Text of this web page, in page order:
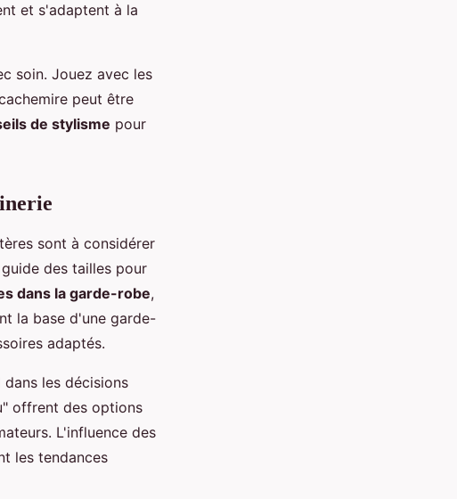
et s'adaptent à la
soin. Jouez avec les
peut être
de stylisme pour
sont à considérer
des tailles pour
dans la garde-robe,
la base d'une garde-
adaptés.
les décisions
offrent des options
L'influence des
les tendances